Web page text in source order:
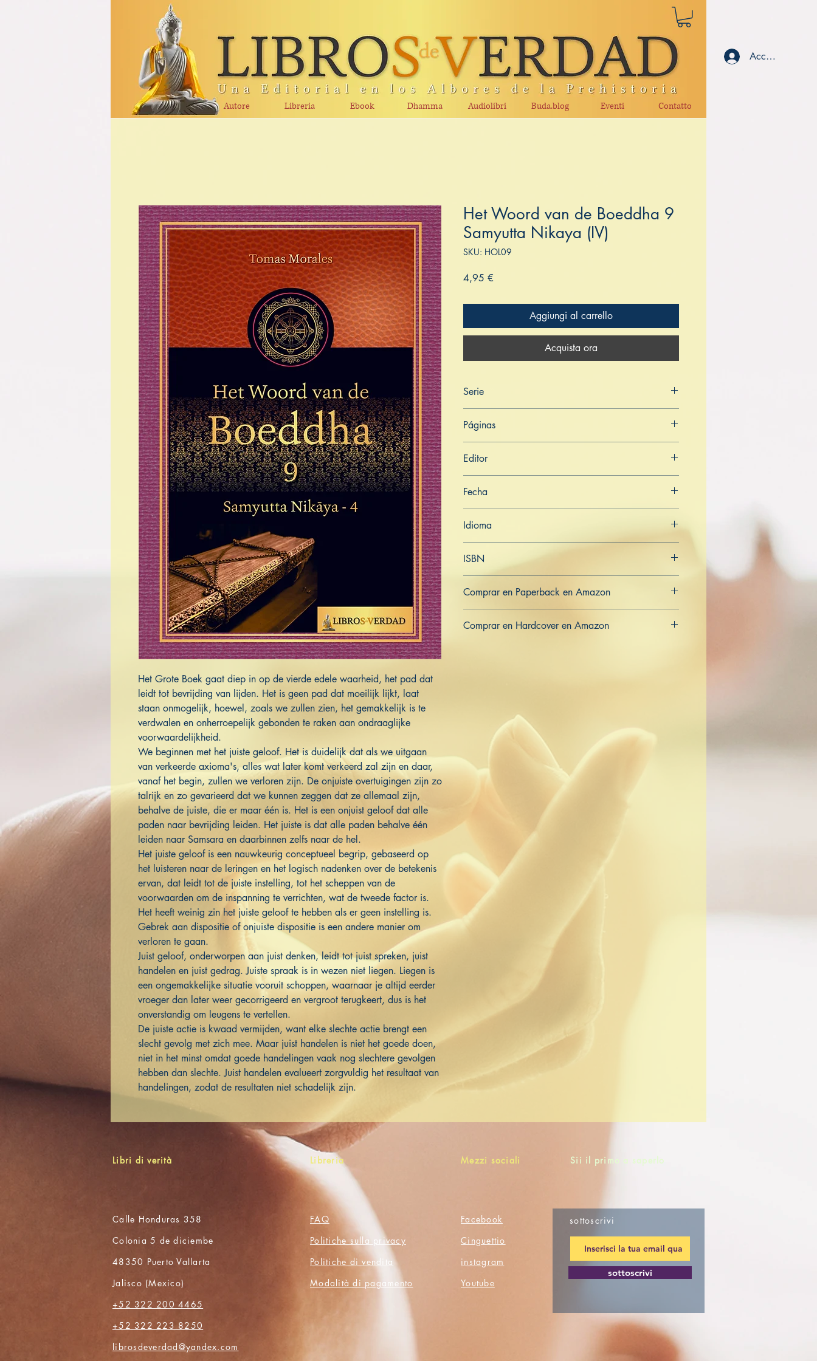
Autore Libreria Ebook Dhamma Audiolibri Buda.blog Eventi Contatto
Accedi
Het Grote Boek gaat diep in op de vierde edele waarheid, het pad dat
leidt tot bevrijding van lijden. Het is geen pad dat moeilijk lijkt, laat
staan onmogelijk, hoewel, zoals we zullen zien, het gemakkelijk is te
verdwalen en onherroepelijk gebonden te raken aan ondraaglijke
voorwaardelijkheid.
We beginnen met het juiste geloof. Het is duidelijk dat als we uitgaan
van verkeerde axioma's, alles wat later komt verkeerd zal zijn en daar,
vanaf het begin, zullen we verloren zijn. De onjuiste overtuigingen zijn zo
talrijk en zo gevarieerd dat we kunnen zeggen dat ze allemaal zijn,
behalve de juiste, die er maar één is. Het is een onjuist geloof dat alle
paden naar bevrijding leiden. Het juiste is dat alle paden behalve één
leiden naar Samsara en daarbinnen zelfs naar de hel.
Het juiste geloof is een nauwkeurig conceptueel begrip, gebaseerd op
het luisteren naar de leringen en het logisch nadenken over de betekenis
ervan, dat leidt tot de juiste instelling, tot het scheppen van de
voorwaarden om de inspanning te verrichten, wat de tweede factor is.
Het heeft weinig zin het juiste geloof te hebben als er geen instelling is.
Gebrek aan dispositie of onjuiste dispositie is een andere manier om
verloren te gaan.
Juist geloof, onderworpen aan juist denken, leidt tot juist spreken, juist
handelen en juist gedrag. Juiste spraak is in wezen niet liegen. Liegen is
een ongemakkelijke situatie vooruit schoppen, waarnaar je altijd eerder
vroeger dan later weer gecorrigeerd en vergroot terugkeert, dus is het
onverstandig om leugens te vertellen.
De juiste actie is kwaad vermijden, want elke slechte actie brengt een
slecht gevolg met zich mee. Maar juist handelen is niet het goede doen,
niet in het minst omdat goede handelingen vaak nog slechtere gevolgen
hebben dan slechte. Juist handelen evalueert zorgvuldig het resultaat van
handelingen, zodat de resultaten niet schadelijk zijn.
Het Woord van de Boeddha 9
Samyutta Nikaya (IV)
SKU: HOL09
4,95 €
Aggiungi al carrello
Acquista ora
Serie
Páginas
Editor
Fecha
Idioma
ISBN
Comprar en Paperback en Amazon
Comprar en Hardcover en Amazon
Libri di verità Libreria Mezzi sociali Sii il primo a saperlo
Calle Honduras 358
Colonia 5 de diciembe
48350 Puerto Vallarta
Jalisco (Mexico)
+52 322 200 4465
+52 322 223 8250
librosdeverdad@yandex.com
FAQ
Politiche sulla privacy
Politiche di vendita
Modalità di pagamento
Facebook
Cinguettio
instagram
Youtube
sottoscrivi
sottoscrivi